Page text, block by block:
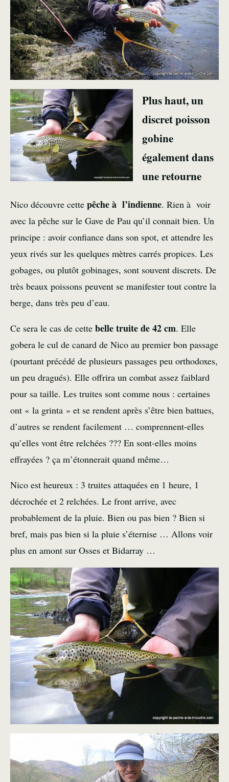
Plus haut, un
discret poisson
gobine
également dans
une retourne
Nico découvre cette pêche à l’indienne. Rien à voir
avec la pêche sur le Gave de Pau qu’il connait bien. Un
principe : avoir confiance dans son spot, et attendre les
yeux rivés sur les quelques mètres carrés propices. Les
gobages, ou plutôt gobinages, sont souvent discrets. De
très beaux poissons peuvent se manifester tout contre la
berge, dans très peu d’eau.
Ce sera le cas de cette belle truite de 42 cm. Elle
gobera le cul de canard de Nico au premier bon passage
(pourtant précédé de plusieurs passages peu orthodoxes,
un peu dragués). Elle offrira un combat assez faiblard
pour sa taille. Les truites sont comme nous : certaines
ont « la grinta » et se rendent après s’être bien battues,
d’autres se rendent facilement … comprennent-elles
qu’elles vont être relchées ??? En sont-elles moins
effrayées ? ça m’étonnerait quand même…
Nico est heureux : 3 truites attaquées en 1 heure, 1
décrochée et 2 relchées. Le front arrive, avec
probablement de la pluie. Bien ou pas bien ? Bien si
bref, mais pas bien si la pluie s’éternise … Allons voir
plus en amont sur Osses et Bidarray …